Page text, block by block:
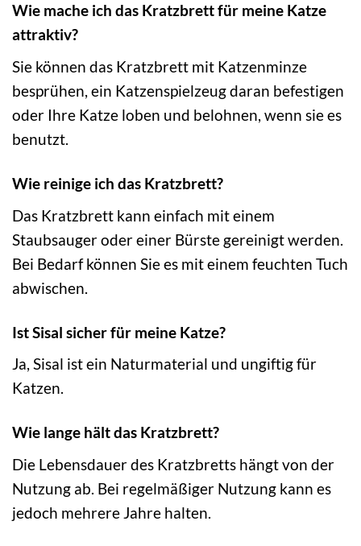
Wie mache ich das Kratzbrett für meine Katze
attraktiv?
Sie können das Kratzbrett mit Katzenminze
besprühen, ein Katzenspielzeug daran befestigen
oder Ihre Katze loben und belohnen, wenn sie es
benutzt.
Wie reinige ich das Kratzbrett?
Das Kratzbrett kann einfach mit einem
Staubsauger oder einer Bürste gereinigt werden.
Bei Bedarf können Sie es mit einem feuchten Tuch
abwischen.
Ist Sisal sicher für meine Katze?
Ja, Sisal ist ein Naturmaterial und ungiftig für
Katzen.
Wie lange hält das Kratzbrett?
Die Lebensdauer des Kratzbretts hängt von der
Nutzung ab. Bei regelmäßiger Nutzung kann es
jedoch mehrere Jahre halten.